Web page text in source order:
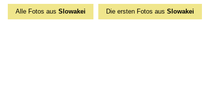
Alle Fotos aus Slowakei Die ersten Fotos aus Slowakei